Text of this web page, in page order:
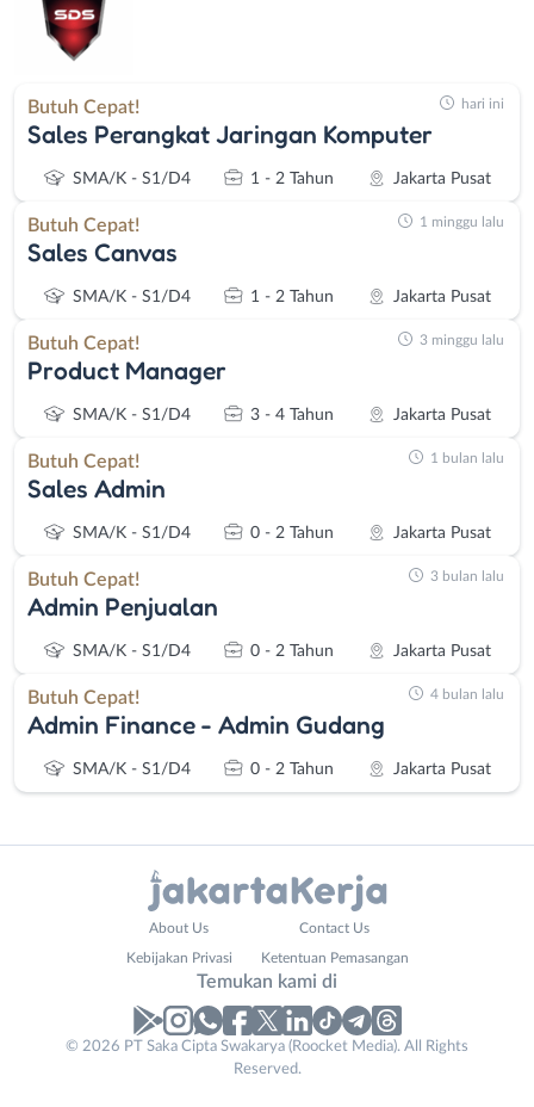
Butuh Cepat!
Sales Perangkat Jaringan Komputer
SMA/K - S1/D4 1 - 2 Tahun Jakarta Pusat
hari ini
Butuh Cepat!
Sales Canvas
SMA/K - S1/D4 1 - 2 Tahun Jakarta Pusat
1 minggu lalu
Butuh Cepat!
Product Manager
SMA/K - S1/D4 3 - 4 Tahun Jakarta Pusat
3 minggu lalu
Butuh Cepat!
Sales Admin
SMA/K - S1/D4 0 - 2 Tahun Jakarta Pusat
1 bulan lalu
Butuh Cepat!
Admin Penjualan
SMA/K - S1/D4 0 - 2 Tahun Jakarta Pusat
3 bulan lalu
Butuh Cepat!
Admin Finance - Admin Gudang
SMA/K - S1/D4 0 - 2 Tahun Jakarta Pusat
4 bulan lalu
About Us Contact Us
Kebijakan Privasi Ketentuan Pemasangan
Temukan kami di
© 2026 PT Saka Cipta Swakarya (Roocket Media). All Rights
Reserved.